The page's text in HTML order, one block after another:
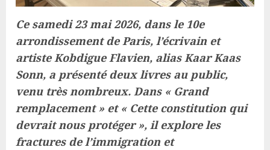
Ce samedi 23 mai 2026, dans le 10e
arrondissement de Paris, l’écrivain et
artiste Kobdigue Flavien, alias Kaar Kaas
Sonn, a présenté deux livres au public,
venu très nombreux. Dans « Grand
remplacement » et « Cette constitution qui
devrait nous protéger », il explore les
fractures de l’immigration et